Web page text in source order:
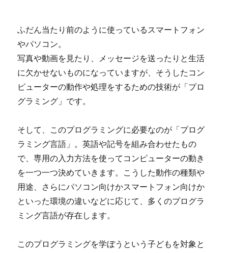
ふだん当たり前のように使っているスマートフォン
やパソコン。
写真や動画を見たり、メッセージを送ったりと生活
に欠かせないものになっていますが、そうしたコン
ピューターの動作や処理をするための技術が「プロ
グラミング」です。
そして、このプログラミングに必要なのが「プログ
ラミング言語」。英語や記号を組み合わせたもの
で、専用の入力方法を使ってコンピューターの動き
を一つ一つ決めていきます。こうした動作の種類や
用途、さらにパソコン向けかスマートフォン向けか
といった環境の違いなどに応じて、多くのプログラ
ミング言語が存在します。
このプログラミングを学ぼうという子どもを対象と